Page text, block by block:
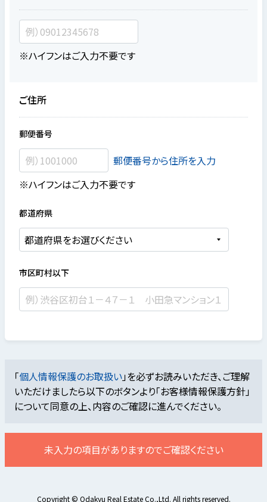
※ハイフンはご入力不要です
ご住所
郵便番号
郵便番号から住所を入力
※ハイフンはご入力不要です
都道府県
市区町村以下
「個人情報保護のお取扱い」を必ずお読みいただき、ご理解
いただけましたら以下のボタンより「お客様情報保護方針」
について同意の上、内容のご確認に進んでください。
未入力の項目がありますのでご確認ください
Copyright © Odakyu Real Estate Co.,Ltd. All rights reserved.